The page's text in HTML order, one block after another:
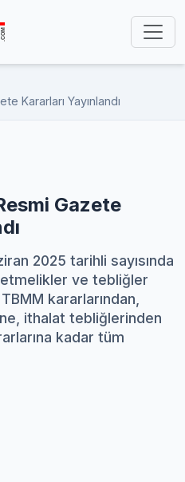
Kararları Yayınlandı
Gazete
2025 tarihli sayısında
ve tebliğler
kararlarından,
ithalat tebliğlerinden
kadar tüm